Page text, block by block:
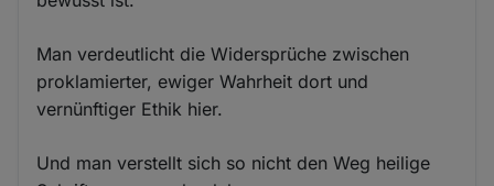
Man verdeutlicht die Widersprüche zwischen
proklamierter, ewiger Wahrheit dort und
vernünftiger Ethik hier.
Und man verstellt sich so nicht den Weg heilige